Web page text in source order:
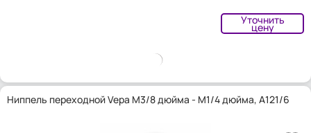
Уточнить
цену
Ниппель переходной Vepa M3/8 дюйма - M1/4 дюйма, A121/6